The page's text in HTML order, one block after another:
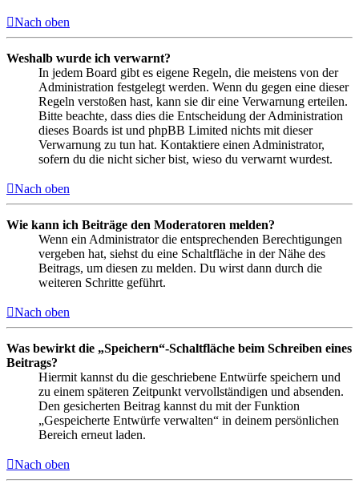
Nach oben
Weshalb wurde ich verwarnt?
In jedem Board gibt es eigene Regeln, die meistens von der
Administration festgelegt werden. Wenn du gegen eine dieser
Regeln verstoßen hast, kann sie dir eine Verwarnung erteilen.
Bitte beachte, dass dies die Entscheidung der Administration
dieses Boards ist und phpBB Limited nichts mit dieser
Verwarnung zu tun hat. Kontaktiere einen Administrator,
sofern du die nicht sicher bist, wieso du verwarnt wurdest.
Nach oben
Wie kann ich Beiträge den Moderatoren melden?
Wenn ein Administrator die entsprechenden Berechtigungen
vergeben hat, siehst du eine Schaltfläche in der Nähe des
Beitrags, um diesen zu melden. Du wirst dann durch die
weiteren Schritte geführt.
Nach oben
Was bewirkt die „Speichern“-Schaltfläche beim Schreiben eines
Beitrags?
Hiermit kannst du die geschriebene Entwürfe speichern und
zu einem späteren Zeitpunkt vervollständigen und absenden.
Den gesicherten Beitrag kannst du mit der Funktion
„Gespeicherte Entwürfe verwalten“ in deinem persönlichen
Bereich erneut laden.
Nach oben